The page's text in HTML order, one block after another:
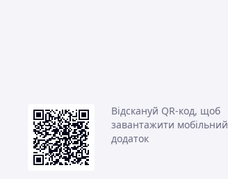
Відскануй QR-код, щоб
завантажити мобільний
додаток